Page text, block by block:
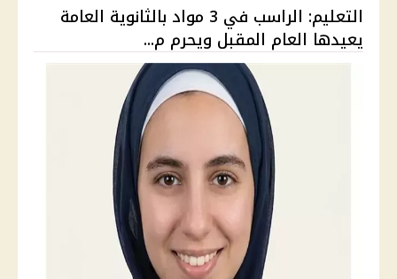
التعليم: الراسب في 3 مواد بالثانوية العامة
يعيدها العام المقبل ويحرم م...